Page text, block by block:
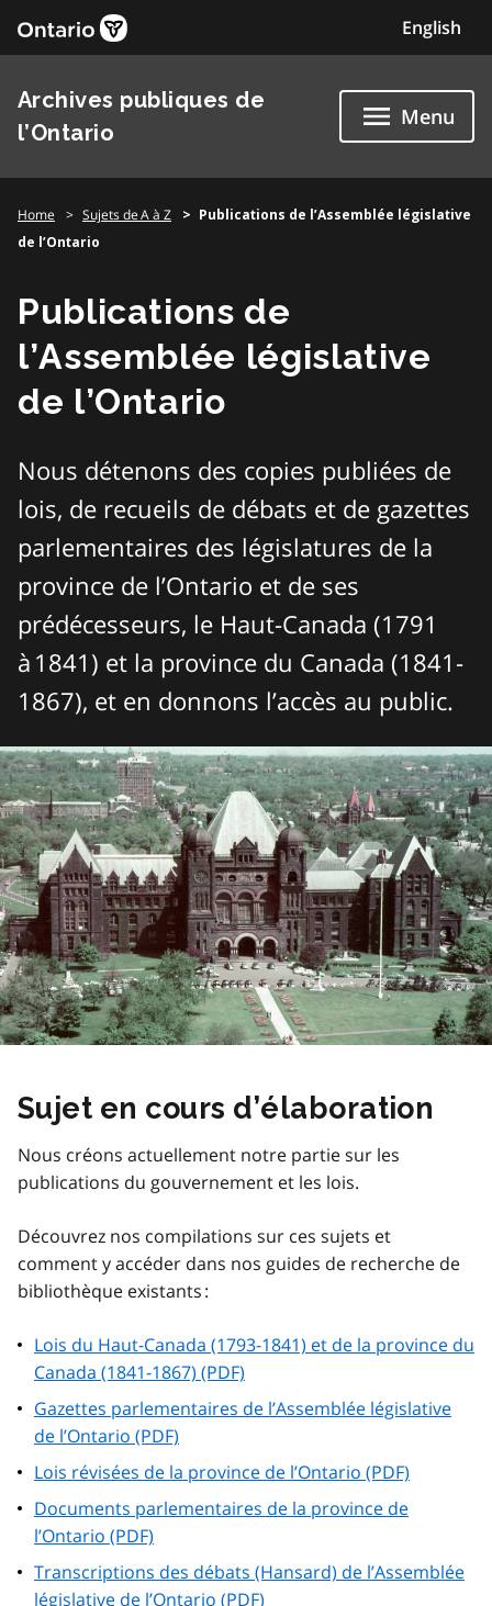
English
Archives publiques de
l’Ontario
Menu
Home Sujets de A à Z
Publications de l’Assemblée législative
de l’Ontario
Publications de
l’Assemblée législative
de l’Ontario
Nous détenons des copies publiées de
lois, de recueils de débats et de gazettes
parlementaires des législatures de la
province de l’Ontario et de ses
prédécesseurs, le Haut-Canada (1791
à 1841) et la province du Canada (1841-
1867), et en donnons l’accès au public.
Sujet en cours d’élaboration
Nous créons actuellement notre partie sur les
publications du gouvernement et les lois.
Découvrez nos compilations sur ces sujets et
comment y accéder dans nos guides de recherche de
bibliothèque existants :
Lois du Haut-Canada (1793-1841) et de la province du
Canada (1841-1867) (PDF)
Gazettes parlementaires de l’Assemblée législative
de l’Ontario (PDF)
Lois révisées de la province de l’Ontario (PDF)
Documents parlementaires de la province de
l’Ontario (PDF)
Transcriptions des débats (Hansard) de l’Assemblée
législative de l’Ontario (PDF)